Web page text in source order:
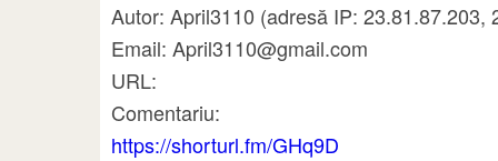
Autor: April3110 (adresă IP: 23.81.87.203,
Email: April3110@gmail.com
URL:
Comentariu:
https://shorturl.fm/GHq9D